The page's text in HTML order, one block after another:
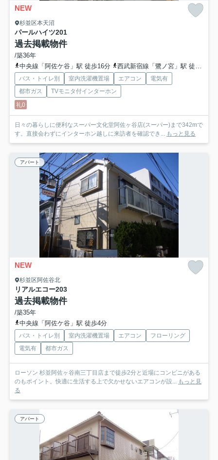
NEW
杉並区本天沼
パールハイツ201
過去掲載物件
/築36年
中央線「阿佐ケ谷」駅 徒歩16分
西武新宿線「鷺ノ宮」駅 徒歩17分
バス・トイレ別 室内洗濯機置場 エアコン
電気有
都市ガス
TVモニタ付インターホン
礼0
日々の暮らしに便利なスーパー文化堂阿佐ヶ谷店(スーパー)まで342mで
す。直接会わずにインターホン越しに来訪者を確認でき... もっと見る
アパート
NEW
杉並区阿佐谷北
リアルエコー203
過去掲載物件
/築35年
中央線「阿佐ケ谷」駅 徒歩4分
バス・トイレ別 室内洗濯機置場 エアコン
フローリング
電気有
都市ガス
ローソン 杉並阿佐ヶ谷南三丁目店まで徒歩2分と近場にコンビニがある
のもポイント。快適に生活する上で欠かせないエアコンが設... もっと見
る
アパート